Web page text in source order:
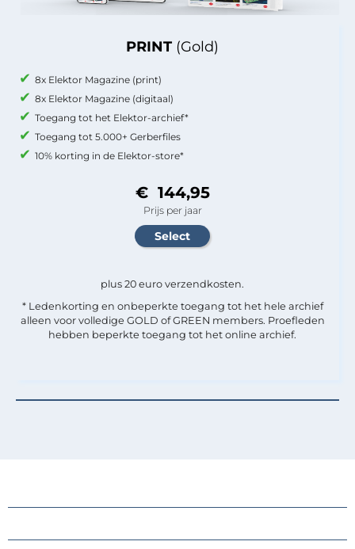
PRINT (Gold)
8x Elektor Magazine (print)
8x Elektor Magazine (digitaal)
Toegang tot het Elektor-archief*
Toegang tot 5.000+ Gerberfiles
10% korting in de Elektor-store*
€ 144,95
Prijs per jaar
plus 20 euro verzendkosten.
* Ledenkorting en onbeperkte toegang tot het hele archief
alleen voor volledige GOLD of GREEN members. Proefleden
hebben beperkte toegang tot het online archief.